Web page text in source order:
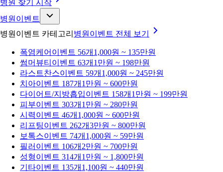
병원 찾기 시작
병원이벤트
병원이벤트 카테고리 병원이벤트 전체 보기
폭염케어 이벤트 56개 1,000원 ~ 135만원
썸머뷰티 이벤트 63개 1만원 ~ 198만원
라스트찬스이벤트 59개 1,000원 ~ 245만원
치아이벤트 187개 1만원 ~ 600만원
다이어트/지방흡입이벤트 158개 1만원 ~ 199만원
피부이벤트 303개 1만원 ~ 280만원
시력이벤트 46개 1,000원 ~ 600만원
리프팅이벤트 262개3만원 ~ 800만원
보톡스이벤트 74개 1,000원 ~ 59만원
필러 이벤트 106개 2만원 ~ 700만원
성형이벤트 314개 1만원 ~ 1,800만원
기타이벤트 135개 1,100원 ~ 440만원